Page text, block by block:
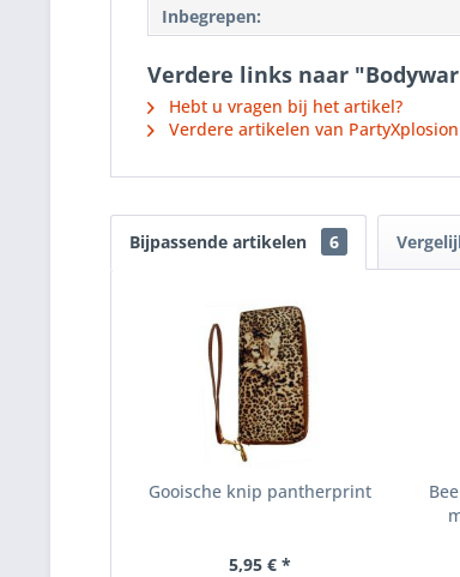
Inbegrepen:
Verdere links naar
Hebt u vragen bij het artikel?
Verdere artikelen van PartyXplosion
Bijpassende artikelen 6
Gooische knip pantherprint
5,95 € *